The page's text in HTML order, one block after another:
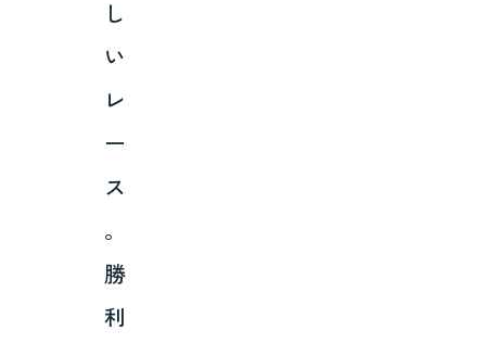
し
い
レ
ー
ス
。
勝
利